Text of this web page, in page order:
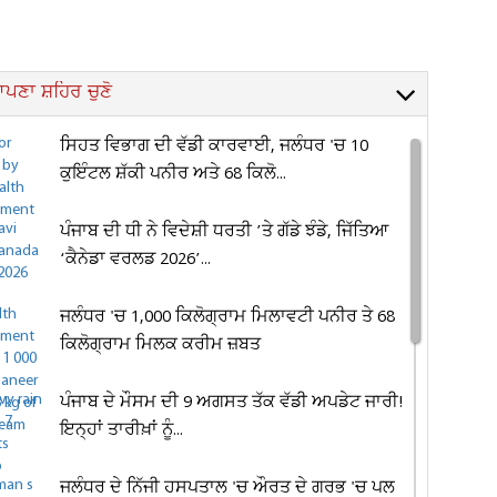
ਸ਼ਹਿਰ ਚੁਣੋ
ਸਿਹਤ ਵਿਭਾਗ ਦੀ ਵੱਡੀ ਕਾਰਵਾਈ, ਜਲੰਧਰ 'ਚ 10
ਕੁਇੰਟਲ ਸ਼ੱਕੀ ਪਨੀਰ ਅਤੇ 68 ਕਿਲੋ...
ਪੰਜਾਬ ਦੀ ਧੀ ਨੇ ਵਿਦੇਸ਼ੀ ਧਰਤੀ ’ਤੇ ਗੱਡੇ ਝੰਡੇ, ਜਿੱਤਿਆ
‘ਕੈਨੇਡਾ ਵਰਲਡ 2026’...
ਜਲੰਧਰ 'ਚ 1,000 ਕਿਲੋਗ੍ਰਾਮ ਮਿਲਾਵਟੀ ਪਨੀਰ ਤੇ 68
ਕਿਲੋਗ੍ਰਾਮ ਮਿਲਕ ਕਰੀਮ ਜ਼ਬਤ
ਪੰਜਾਬ ਦੇ ਮੌਸਮ ਦੀ 9 ਅਗਸਤ ਤੱਕ ਵੱਡੀ ਅਪਡੇਟ ਜਾਰੀ!
ਇਨ੍ਹਾਂ ਤਾਰੀਖ਼ਾਂ ਨੂੰ...
ਜਲੰਧਰ ਦੇ ਨਿੱਜੀ ਹਸਪਤਾਲ 'ਚ ਔਰਤ ਦੇ ਗਰਭ 'ਚ ਪਲ